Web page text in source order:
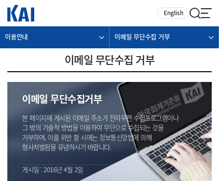
English
이용안내 이메일 무단수집 거부
이메일 무단수집 거부
이메일 무단수집거부
본 페이지에 게시된 이메일 주소가 전자우편 수집프로그램이나
그 밖의 기술적 방법을 이용하여 무단으로 수집되는 것을
거부하며, 이를 위반 할 시에는 정보통신망법에 의해
형사처벌됨을 유념하시기 바랍니다.
게시일 : 2016년 4월 2일